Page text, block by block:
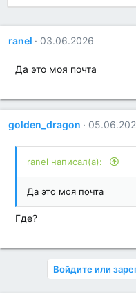
ranel 03.06.2026
Да это моя почта
golden_dragon
ranel написал(а):
Да это моя почта
Где?
Войдите или